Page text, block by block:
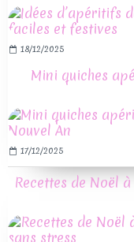
18/12/2025
Mini quiches
17/12/2025
Recettes de Noël